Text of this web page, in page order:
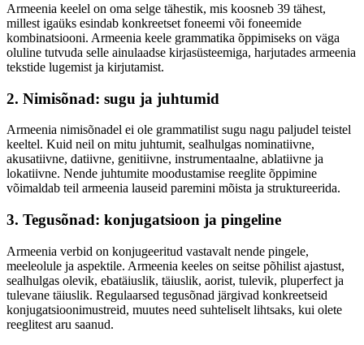
Armeenia keelel on oma selge tähestik, mis koosneb 39 tähest,
millest igaüks esindab konkreetset foneemi või foneemide
kombinatsiooni. Armeenia keele grammatika õppimiseks on väga
oluline tutvuda selle ainulaadse kirjasüsteemiga, harjutades armeenia
tekstide lugemist ja kirjutamist.
2. Nimisõnad: sugu ja juhtumid
Armeenia nimisõnadel ei ole grammatilist sugu nagu paljudel teistel
keeltel. Kuid neil on mitu juhtumit, sealhulgas nominatiivne,
akusatiivne, datiivne, genitiivne, instrumentaalne, ablatiivne ja
lokatiivne. Nende juhtumite moodustamise reeglite õppimine
võimaldab teil armeenia lauseid paremini mõista ja struktureerida.
3. Tegusõnad: konjugatsioon ja pingeline
Armeenia verbid on konjugeeritud vastavalt nende pingele,
meeleolule ja aspektile. Armeenia keeles on seitse põhilist ajastust,
sealhulgas olevik, ebatäiuslik, täiuslik, aorist, tulevik, pluperfect ja
tulevane täiuslik. Regulaarsed tegusõnad järgivad konkreetseid
konjugatsioonimustreid, muutes need suhteliselt lihtsaks, kui olete
reeglitest aru saanud.